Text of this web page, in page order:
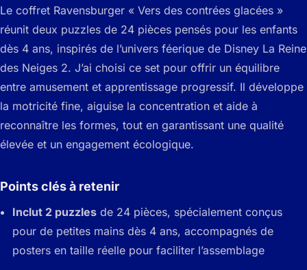
Le coffret Ravensburger « Vers des contrées glacées »
réunit deux puzzles de 24 pièces pensés pour les enfants
dès 4 ans, inspirés de l’univers féerique de Disney La Reine
des Neiges 2. J’ai choisi ce set pour offrir un équilibre
entre amusement et apprentissage progressif. Il développe
la motricité fine, aiguise la concentration et aide à
reconnaître les formes, tout en garantissant une qualité
élevée et un engagement écologique.
Points clés à retenir
Inclut 2 puzzles de 24 pièces, spécialement conçus
pour de petites mains dès 4 ans, accompagnés de
posters en taille réelle pour faciliter l’assemblage